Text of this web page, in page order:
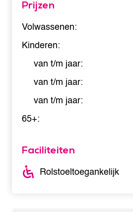
Prijzen
Volwassenen:
Kinderen:
van t/m jaar:
van t/m jaar:
van t/m jaar:
65+:
Faciliteiten
Rolstoeltoegankelijk